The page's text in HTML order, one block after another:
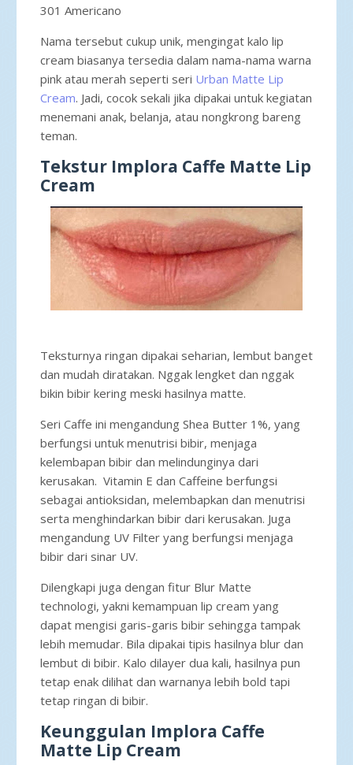
301 Americano
Nama tersebut cukup unik, mengingat kalo lip
cream biasanya tersedia dalam nama-nama warna
pink atau merah seperti seri Urban Matte Lip
Cream. Jadi, cocok sekali jika dipakai untuk kegiatan
menemani anak, belanja, atau nongkrong bareng
teman.
Tekstur Implora Caffe Matte Lip
Cream
Teksturnya ringan dipakai seharian, lembut banget
dan mudah diratakan. Nggak lengket dan nggak
bikin bibir kering meski hasilnya matte.
Seri Caffe ini mengandung Shea Butter 1%, yang
berfungsi untuk menutrisi bibir, menjaga
kelembapan bibir dan melindunginya dari
kerusakan. Vitamin E dan Caffeine berfungsi
sebagai antioksidan, melembapkan dan menutrisi
serta menghindarkan bibir dari kerusakan. Juga
mengandung UV Filter yang berfungsi menjaga
bibir dari sinar UV.
Dilengkapi juga dengan fitur Blur Matte
technologi, yakni kemampuan lip cream yang
dapat mengisi garis-garis bibir sehingga tampak
lebih memudar. Bila dipakai tipis hasilnya blur dan
lembut di bibir. Kalo dilayer dua kali, hasilnya pun
tetap enak dilihat dan warnanya lebih bold tapi
tetap ringan di bibir.
Keunggulan Implora Caffe
Matte Lip Cream